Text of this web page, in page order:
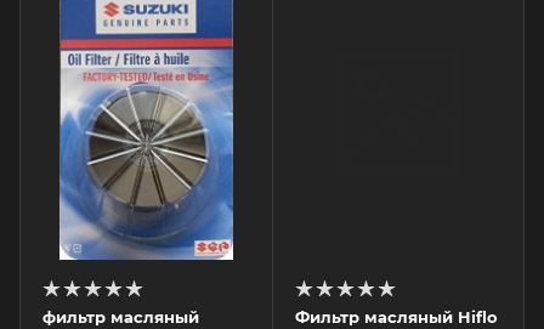
фильтр масляный
Фильтр масляный Hiflo